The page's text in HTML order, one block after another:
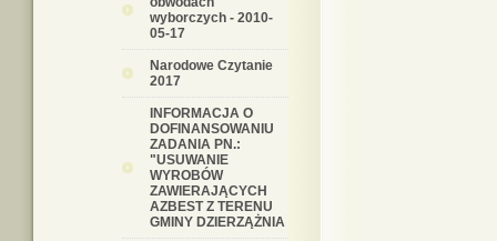
wyborczych - 2010-
05-17
Narodowe Czytanie
2017
INFORMACJA O
DOFINANSOWANIU
ZADANIA PN.:
"USUWANIE
WYROBÓW
ZAWIERAJĄCYCH
AZBEST Z TERENU
GMINY DZIERZĄŻNIA